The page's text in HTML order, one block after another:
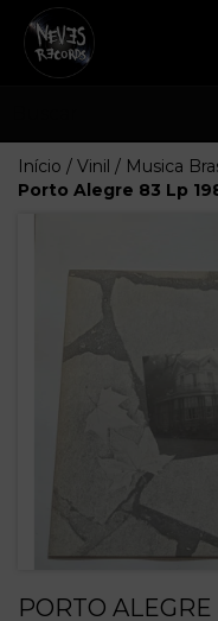
Início / Vinil / Musica
Porto Alegre 83 Lp
PORTO